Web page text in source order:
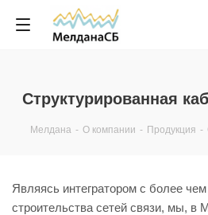
Структурированная
Мелдана - О компании - Продукция -
Являясь интегратором с более
строительства сетей связи, мы, в